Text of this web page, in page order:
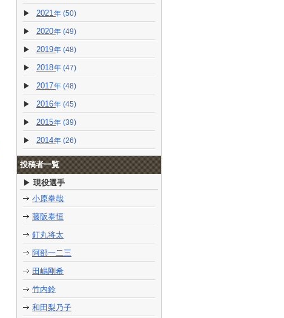
2021 (50)
2020 (49)
2019 (48)
2018 (47)
2017 (48)
2016 (45)
2015 (39)
2014 (26)
投稿者一覧
現役選手
小原拳哉
藤阪泰恒
釘丸将太
阿部一二三
田嶋剛希
竹内鈴
和田梨乃子